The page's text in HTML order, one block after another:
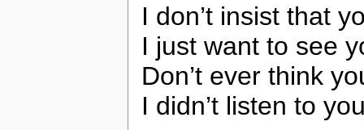
I don’t insist that
I just want to see
Don’t ever think
I didn’t listen to